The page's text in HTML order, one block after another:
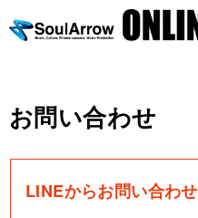
お問い合わせ
LINEからお問い合わせ